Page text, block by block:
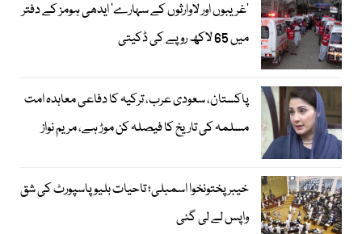
’غریبوں اور لاوارثوں کے سہارے‘ ایدھی ہومز کے دفتر
میں 65 لاکھ روپے کی ڈکیتی
پاکستان، سعودی عرب، ترکیہ کا دفاعی معاہدہ امت
مسلمہ کی تاریخ کا فیصلہ کن موڑ ہے، مریم نواز
خیبرپختونخوا اسمبلی؛ تاحیات بلیو پاسپورٹ کی شق
واپس لے لی گئی